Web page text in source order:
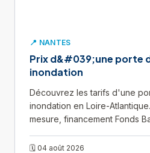
📍 NANTES
Prix d&#039;une porte
inondation
Découvrez les tarifs d'une
inondation en Loire-
mesure, financement Fonds
🗓 04 août 2026